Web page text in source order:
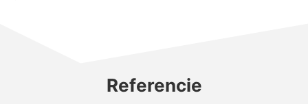
Referencie